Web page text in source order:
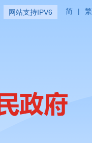
网站支持IPV6 简 | 繁